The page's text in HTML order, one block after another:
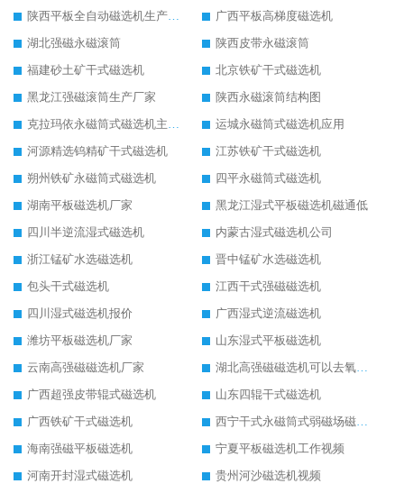
陕西平板全自动磁选机生产厂家
广西平板高梯度磁选机
湖北强磁永磁滚筒
陕西皮带永磁滚筒
福建砂土矿干式磁选机
北京铁矿干式磁选机
黑龙江强磁滚筒生产厂家
陕西永磁滚筒结构图
克拉玛依永磁筒式磁选机主要技术参数
运城永磁筒式磁选机应用
河源精选钨精矿干式磁选机
江苏铁矿干式磁选机
朔州铁矿永磁筒式磁选机
四平永磁筒式磁选机
湖南平板磁选机厂家
黑龙江湿式平板磁选机磁通低
四川半逆流湿式磁选机
内蒙古湿式磁选机公司
浙江锰矿水选磁选机
晋中锰矿水选磁选机
包头干式磁选机
江西干式强磁磁选机
四川湿式磁选机报价
广西湿式逆流磁选机
潍坊平板磁选机厂家
山东湿式平板磁选机
云南高强磁磁选机厂家
湖北高强磁磁选机可以去氧化铝
广西超强皮带辊式磁选机
山东四辊干式磁选机
广西铁矿干式磁选机
西宁干式永磁筒式弱磁场磁选机结构图
海南强磁平板磁选机
宁夏平板磁选机工作视频
河南开封湿式磁选机
贵州河沙磁选机视频